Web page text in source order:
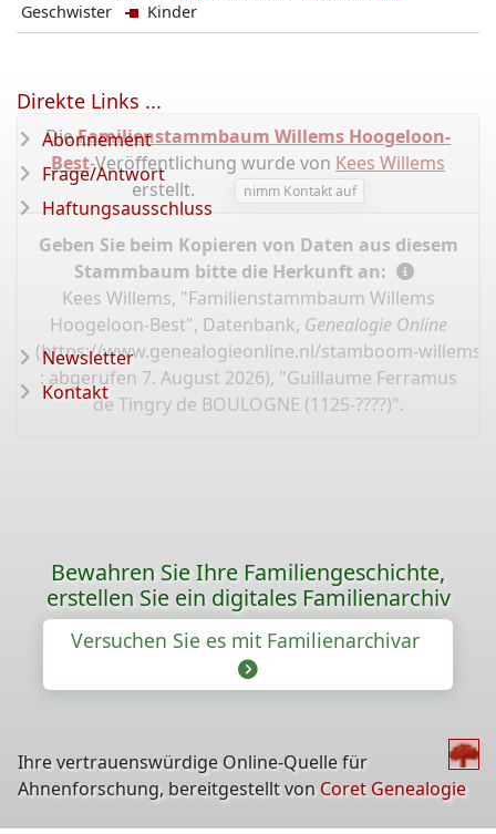
Geschwister
Kinder
DieFamilienstammbaum Willems Hoogeloon-
Best-Veröffentlichung wurde von Kees Willems
erstellt.
nimm Kontakt auf
Geben Sie beim Kopieren von Daten aus diesem
Stammbaum bitte die Herkunft an:
Kees Willems, "Familienstammbaum Willems
Hoogeloon-Best", Datenbank, Genealogie Online
(https://www.genealogieonline.nl/stamboom-willems-
: abgerufen 7. August 2026), "Guillaume Ferramus
de Tingry de BOULOGNE (1125-????)".
Direkte Links ...
Abonnement
Frage/Antwort
Haftungsausschluss
Newsletter
Kontakt
Bewahren Sie Ihre Familiengeschichte,
erstellen Sie ein digitales Familienarchiv
Versuchen Sie es mit Familienarchivar
Ihre vertrauenswürdige Online-Quelle für
Ahnenforschung, bereitgestellt von Coret Genealogie